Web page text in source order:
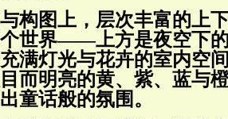
构图上，层次丰富的上
世界——上方是夜空下
满灯光与花卉的室内空
而明亮的黄、紫、蓝与
童话般的氛围。